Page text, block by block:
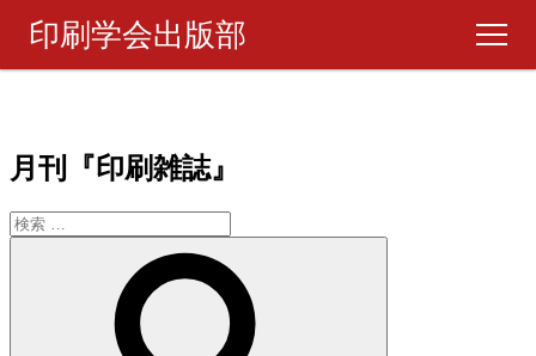
印刷学会出版部
ピックアップ
週刊 『印刷雑誌』
月刊 『印刷雑誌』
月刊『印刷雑誌』